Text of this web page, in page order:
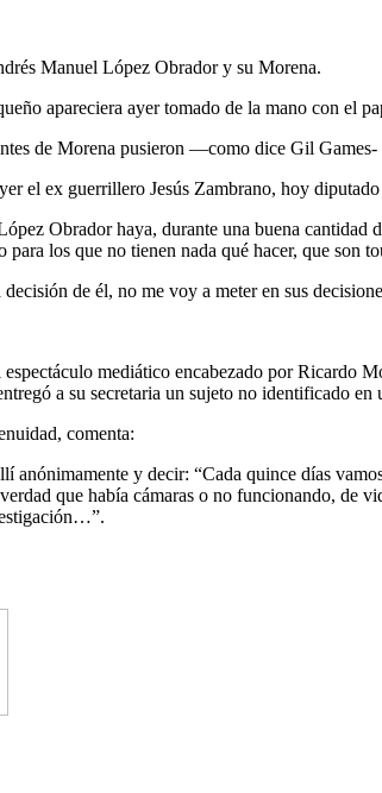
Manuel López Obrador y su Morena.
apareciera ayer tomado de la mano con el
de Morena pusieron —como dice Gil Games-
el ex guerrillero Jesús Zambrano, hoy
Obrador haya, durante una buena
para los que no tienen nada qué hacer, que
de él, no me voy a meter en sus
mediático encabezado por Ricardo
a su secretaria un sujeto no identificado
comenta:
anónimamente y decir: “Cada quince días
que había cámaras o no funcionando,